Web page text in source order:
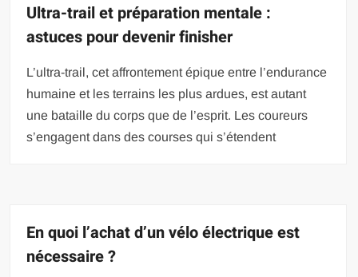
Ultra-trail et préparation mentale :
astuces pour devenir finisher
L’ultra-trail, cet affrontement épique entre l’endurance
humaine et les terrains les plus ardues, est autant
une bataille du corps que de l’esprit. Les coureurs
s’engagent dans des courses qui s’étendent
En quoi l’achat d’un vélo électrique est
nécessaire ?